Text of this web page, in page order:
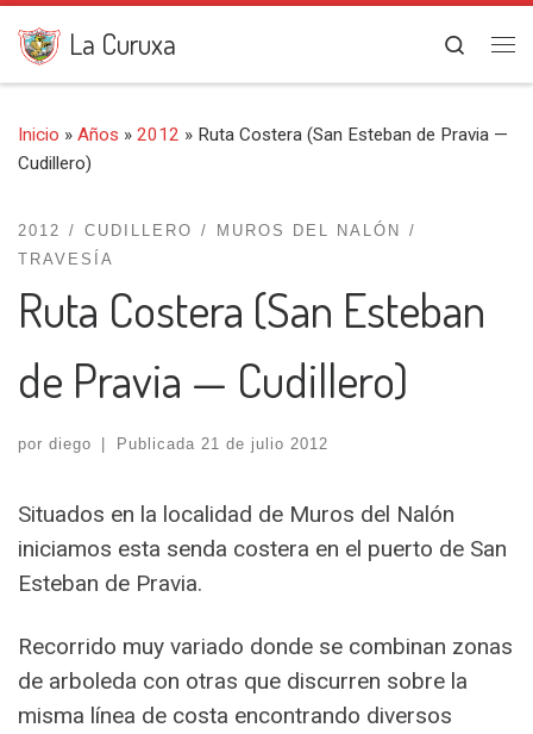
Saltar al contenido
La Curuxa
Search
Inicio » Años » 2012 » Ruta Costera (San Esteban de Pravia —
Cudillero)
2012 CUDILLERO
MUROS DEL NALÓN
TRAVESÍA
Ruta Costera (San Esteban
de Pravia — Cudillero)
por diego Publicada 21 de julio 2012
Situados en la localidad de Muros del Nalón
iniciamos esta senda costera en el puerto de San
Esteban de Pravia.
Recorrido muy variado donde se combinan zonas
de arboleda con otras que discurren sobre la
misma línea de costa encontrando diversos